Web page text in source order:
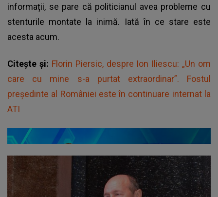
informații, se pare că politicianul avea probleme cu
stenturile montate la inimă. Iată în ce stare este
acesta acum.
Citește și: Florin Piersic, despre Ion Iliescu: „Un om
care cu mine s-a purtat extraordinar”. Fostul
președinte al României este în continuare internat la
ATI